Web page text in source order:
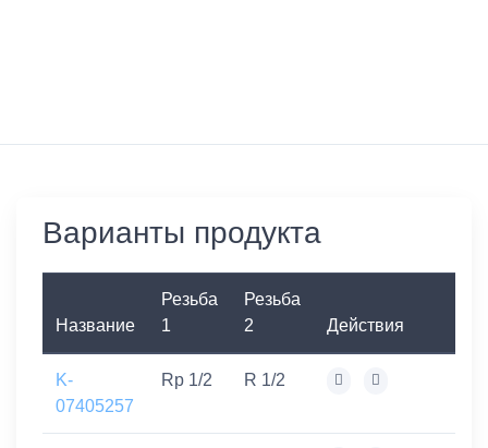
Варианты продукта
Название
Резьба
1
Резьба
2
Действия
K-
07405257
Rp 1/2 R 1/2